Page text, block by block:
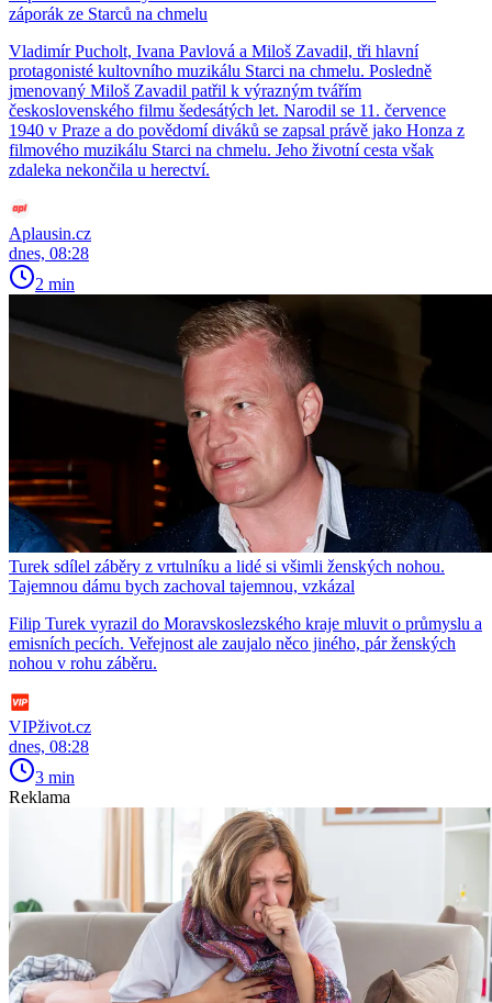
záporák ze Starců na chmelu
Vladimír Pucholt, Ivana Pavlová a Miloš Zavadil, tři hlavní
protagonisté kultovního muzikálu Starci na chmelu. Posledně
jmenovaný Miloš Zavadil patřil k výrazným tvářím
československého filmu šedesátých let. Narodil se 11. července
1940 v Praze a do povědomí diváků se zapsal právě jako Honza z
filmového muzikálu Starci na chmelu. Jeho životní cesta však
zdaleka nekončila u herectví.
Aplausin.cz
dnes, 08:28
2 min
Turek sdílel záběry z vrtulníku a lidé si všimli ženských nohou.
Tajemnou dámu bych zachoval tajemnou, vzkázal
Filip Turek vyrazil do Moravskoslezského kraje mluvit o průmyslu a
emisních pecích. Veřejnost ale zaujalo něco jiného, pár ženských
nohou v rohu záběru.
VIPživot.cz
dnes, 08:28
3 min
Reklama